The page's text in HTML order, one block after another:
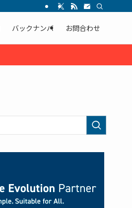
バックナンバ お問合わせ